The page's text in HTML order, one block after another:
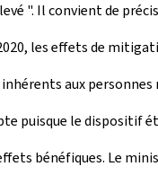
". Il convient de
les effets de
aux
puisque le dispositif
bénéfiques. Le